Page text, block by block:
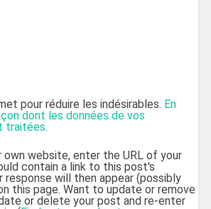
pour réduire les indésirables. En
dont les données de vos
traitées.
own website, enter the URL of your
contain a link to this post's
response will then appear (possibly
this page. Want to update or remove
or delete your post and re-enter